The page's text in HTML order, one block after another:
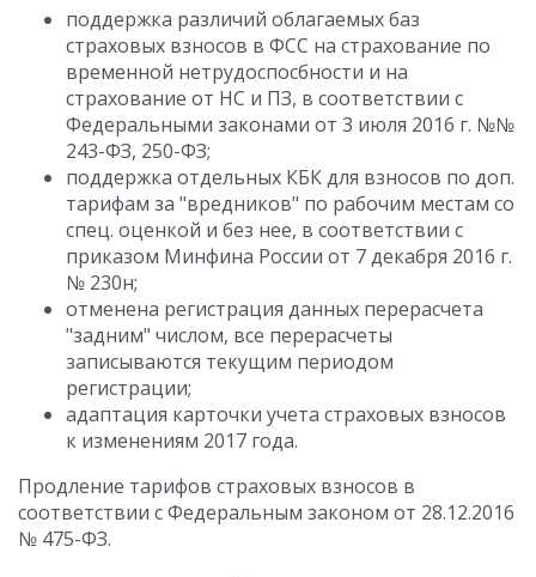
поддержка различий облагаемых баз
страховых взносов в ФСС на страхование по
временной нетрудоспосбности и на
страхование от НС и ПЗ, в соответствии с
Федеральными законами от 3 июля 2016 г. №№
243-ФЗ, 250-ФЗ;
поддержка отдельных КБК для взносов по доп.
тарифам за "вредников" по рабочим местам со
спец. оценкой и без нее, в соответствии с
приказом Минфина России от 7 декабря 2016 г.
№ 230н;
отменена регистрация данных перерасчета
"задним" числом, все перерасчеты
записываются текущим периодом
регистрации;
адаптация карточки учета страховых взносов
к изменениям 2017 года.
Продление тарифов страховых взносов в
соответствии с Федеральным законом от 28.12.2016
№ 475-ФЗ.